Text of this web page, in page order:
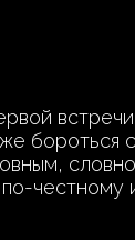
честному